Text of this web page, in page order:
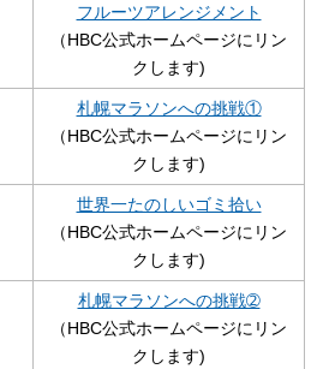
フルーツアレンジメント
（HBC公式ホームページにリン
クします)
札幌マラソンへの挑戦①
（HBC公式ホームページにリン
クします)
世界一たのしいゴミ拾い
（HBC公式ホームページにリン
クします)
札幌マラソンへの挑戦➁
（HBC公式ホームページにリン
クします)